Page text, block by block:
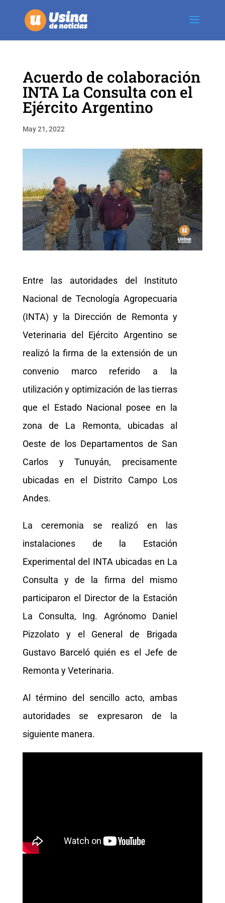
Acuerdo de colaboración
INTA La Consulta con el
Ejército Argentino
May 21, 2022
Entre las autoridades del Instituto
Nacional de Tecnología Agropecuaria
(INTA) y la Dirección de Remonta y
Veterinaria del Ejército Argentino se
realizó la firma de la extensión de un
convenio marco referido a la
utilización y optimización de las tierras
que el Estado Nacional posee en la
zona de La Remonta, ubicadas al
Oeste de los Departamentos de San
Carlos y Tunuyán, precisamente
ubicadas en el Distrito Campo Los
Andes.
La ceremonia se realizó en las
instalaciones de la Estación
Experimental del INTA ubicadas en La
Consulta y de la firma del mismo
participaron el Director de la Estación
La Consulta, Ing. Agrónomo Daniel
Pizzolato y el General de Brigada
Gustavo Barceló quién es el Jefe de
Remonta y Veterinaria.
Al término del sencillo acto, ambas
autoridades se expresaron de la
siguiente manera.